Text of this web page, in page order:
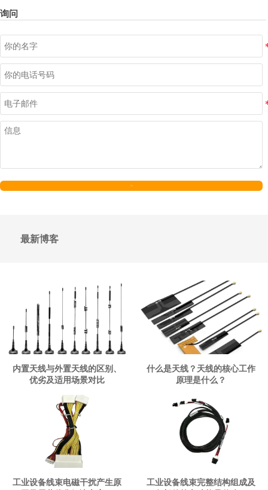
询问
最新博客
内置天线与外置天线的区别、
优劣及适用场景对比
什么是天线？天线的核心工作
原理是什么？
工业设备线束电磁干扰产生原
工业设备线束完整结构组成及